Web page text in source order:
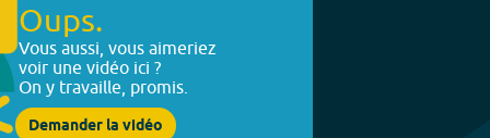
Oups.
Vous aussi, vous aimeriez
voir une vidéo ici ?
On y travaille, promis.
Demander la vidéo